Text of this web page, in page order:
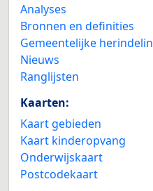
Analyses
Bronnen en definities
Gemeentelijke
Nieuws
Ranglijsten
Kaarten:
Kaart gebieden
Kaart kinderopvang
Onderwijskaart
Postcodekaart